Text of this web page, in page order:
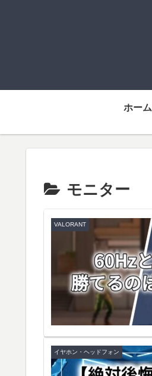
ホーム
モニター
VALORANT
イヤホン・ヘッドフォン